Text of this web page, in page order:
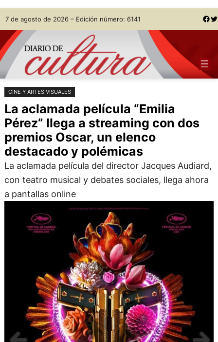
Saltar
al
contenido
Skip
to
content
7 de agosto de 2026 – Edición número: 6141 Facebook Twitter
CINE Y ARTES VISUALES
La aclamada película “Emilia
Pérez” llega a streaming con dos
premios Oscar, un elenco
destacado y polémicas
La aclamada película del director Jacques Audiard,
con teatro musical y debates sociales, llega ahora
a pantallas online